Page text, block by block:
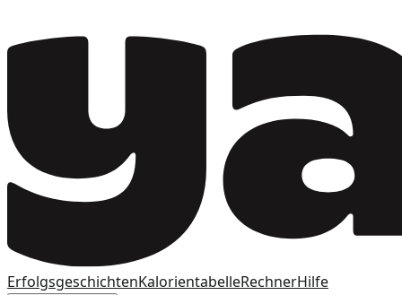
ErfolgsgeschichtenKalorientabelleRechnerHilfe